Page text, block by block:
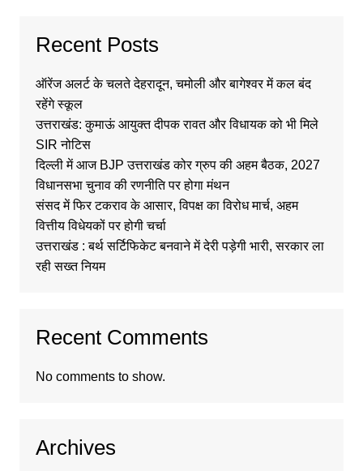
Recent Posts
ऑरेंज अलर्ट के चलते देहरादून, चमोली और बागेश्वर में कल बंद
रहेंगे स्कूल
उत्तराखंड: कुमाऊं आयुक्त दीपक रावत और विधायक को भी मिले
SIR नोटिस
दिल्ली में आज BJP उत्तराखंड कोर ग्रुप की अहम बैठक, 2027
विधानसभा चुनाव की रणनीति पर होगा मंथन
संसद में फिर टकराव के आसार, विपक्ष का विरोध मार्च, अहम
वित्तीय विधेयकों पर होगी चर्चा
उत्तराखंड : बर्थ सर्टिफिकेट बनवाने में देरी पड़ेगी भारी, सरकार ला
रही सख्त नियम
Recent Comments
No comments to show.
Archives